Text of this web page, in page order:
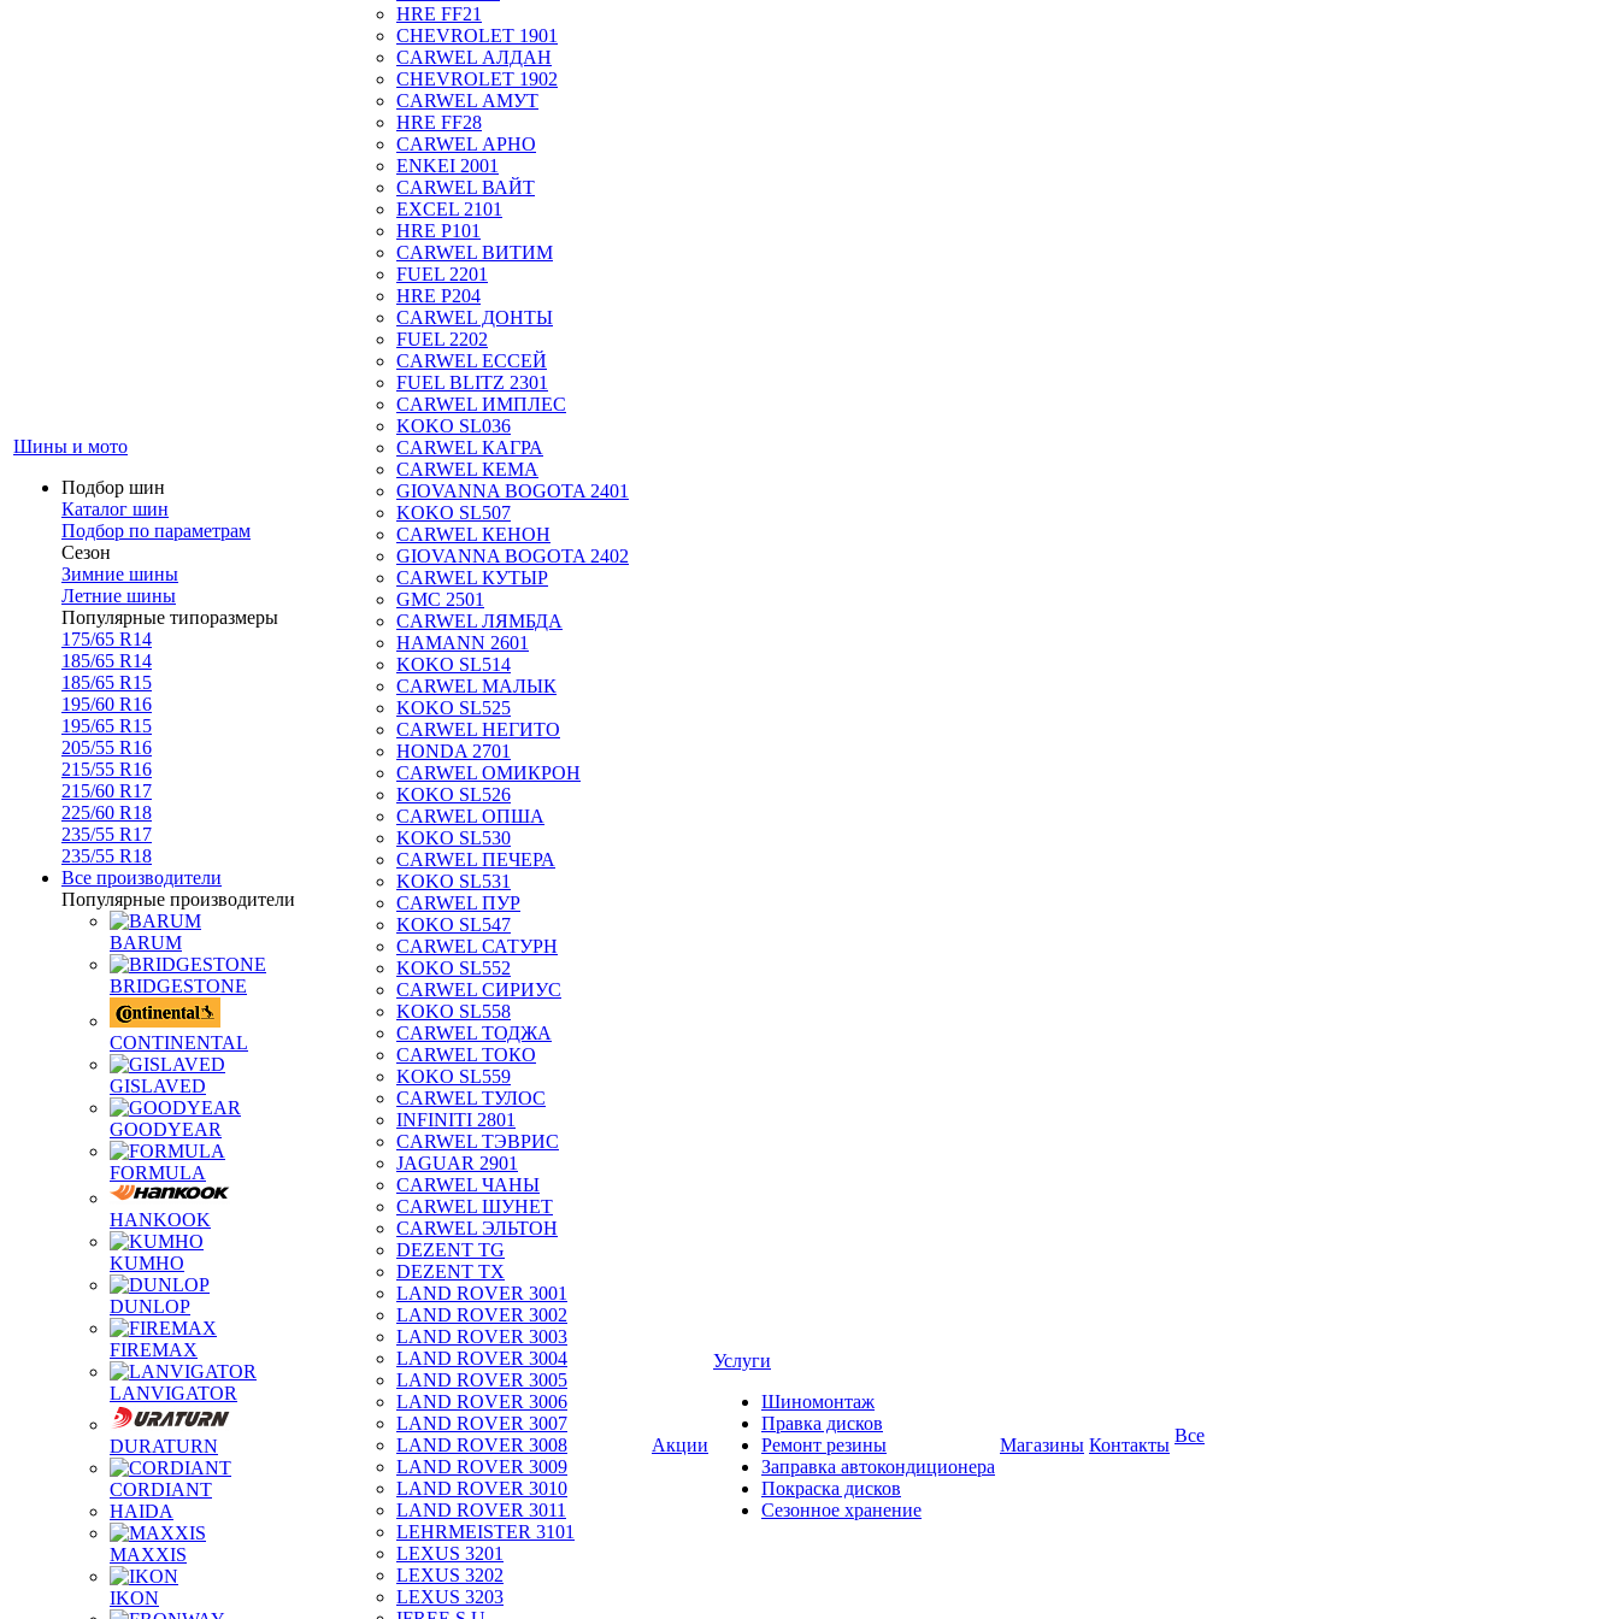
Шины и мото
Подбор шин
Каталог шин
Подбор по параметрам
Сезон
Зимние шины
Летние шины
Популярные типоразмеры
175/65 R14
185/65 R14
185/65 R15
195/60 R16
195/65 R15
205/55 R16
215/55 R16
215/60 R17
225/60 R18
235/55 R17
235/55 R18
Все производители
Популярные производители
BARUM
BRIDGESTONE
CONTINENTAL
GISLAVED
GOODYEAR
FORMULA
HANKOOK
KUMHO
DUNLOP
FIREMAX
LANVIGATOR
DURATURN
CORDIANT
HAIDA
MAXXIS
IKON
HRE FF21
CHEVROLET 1901
CARWEL АЛДАН
CHEVROLET 1902
CARWEL АМУТ
HRE FF28
CARWEL АРНО
ENKEI 2001
CARWEL ВАЙТ
EXCEL 2101
HRE P101
CARWEL ВИТИМ
FUEL 2201
HRE P204
CARWEL ДОНТЫ
FUEL 2202
CARWEL ЕССЕЙ
FUEL BLITZ 2301
CARWEL ИМПЛЕС
KOKO SL036
CARWEL КАГРА
CARWEL КЕМА
GIOVANNA BOGOTA 2401
KOKO SL507
CARWEL КЕНОН
GIOVANNA BOGOTA 2402
CARWEL КУТЫР
GMC 2501
CARWEL ЛЯМБДА
HAMANN 2601
KOKO SL514
CARWEL МАЛЫК
KOKO SL525
CARWEL НЕГИТО
HONDA 2701
CARWEL ОМИКРОН
KOKO SL526
CARWEL ОПША
KOKO SL530
CARWEL ПЕЧЕРА
KOKO SL531
CARWEL ПУР
KOKO SL547
CARWEL САТУРН
KOKO SL552
CARWEL СИРИУС
KOKO SL558
CARWEL ТОДЖА
CARWEL ТОКО
KOKO SL559
CARWEL ТУЛОС
INFINITI 2801
CARWEL ТЭВРИС
JAGUAR 2901
CARWEL ЧАНЫ
CARWEL ШУНЕТ
CARWEL ЭЛЬТОН
DEZENT TG
DEZENT TX
LAND ROVER 3001
LAND ROVER 3002
LAND ROVER 3003
LAND ROVER 3004
LAND ROVER 3005
LAND ROVER 3006
LAND ROVER 3007
LAND ROVER 3008
LAND ROVER 3009
LAND ROVER 3010
LAND ROVER 3011
LEHRMEISTER 3101
LEXUS 3201
LEXUS 3202
LEXUS 3203
Акции
Услуги
Шиномонтаж
Правка дисков
Ремонт резины
Заправка автокондиционера
Покраска дисков
Сезонное хранение
Магазины Контакты Все